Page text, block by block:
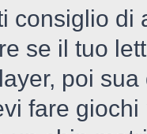
consiglio di
se il tuo
poi
fare